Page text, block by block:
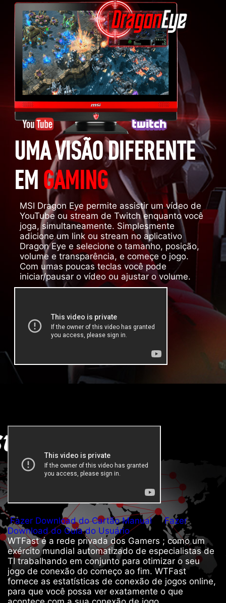
UMA VISÃO DIFERENTE
EM GAMING
MSI Dragon Eye permite assistir um vídeo de
YouTube ou stream de Twitch enquanto você
joga, simultaneamente. Simplesmente
adicione um link ou stream no aplicativo
Dragon Eye e selecione o tamanho, posição,
volume e transparência, e começe o jogo.
Com umas poucas teclas você pode
iniciar/pausar o vídeo ou ajustar o volume.
Fazer Download do Cartão Manual
Fazer
Download do Guia do Usuário
WTFast é a rede privada dos Gamers ; como um
exército mundial automatizado de especialistas de
TI trabalhando em conjunto para otimizar o seu
jogo de conexão do começo ao fim. WTFast
fornece as estatísticas de conexão de jogos online,
para que você possa ver exatamente o que